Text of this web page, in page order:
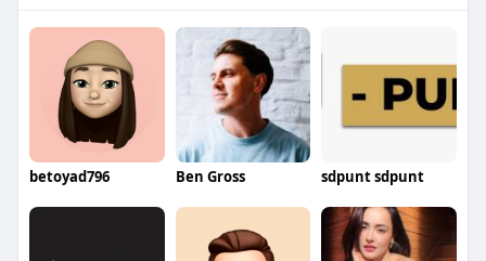
betoyad796 Ben Gross sdpunt sdpunt